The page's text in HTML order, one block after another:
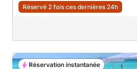
Réservé 2 fois ces dernières 24h
Réservation instantanée